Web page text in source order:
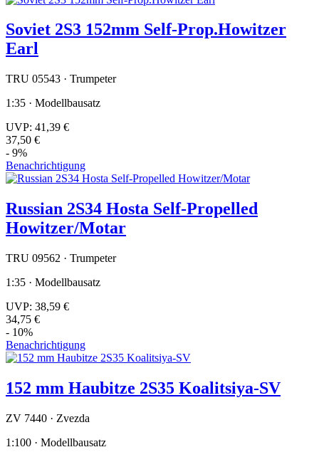
Soviet 2S3 152mm Self-Prop.Howitzer
Earl
TRU 05543 · Trumpeter
1:35 · Modellbausatz
UVP: 41,39 €
37,50 €
- 9%
Benachrichtigung
Russian 2S34 Hosta Self-Propelled
Howitzer/Motar
TRU 09562 · Trumpeter
1:35 · Modellbausatz
UVP: 38,59 €
34,75 €
- 10%
Benachrichtigung
152 mm Haubitze 2S35 Koalitsiya-SV
ZV 7440 · Zvezda
1:100 · Modellbausatz